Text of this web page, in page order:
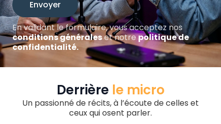
En validant le formulaire, vous acceptez nos
conditions généraleset notrepolitique de
confidentialité.
Derrière le micro
Un passionné de récits, à l’écoute de celles et
ceux qui osent parler.